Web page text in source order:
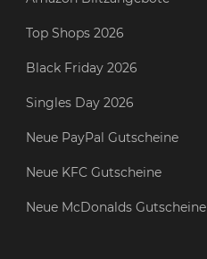
Top Shops 2026
Black Friday 2026
Singles Day 2026
Neue PayPal Gutscheine
Neue KFC Gutscheine
Neue McDonalds Gutscheine